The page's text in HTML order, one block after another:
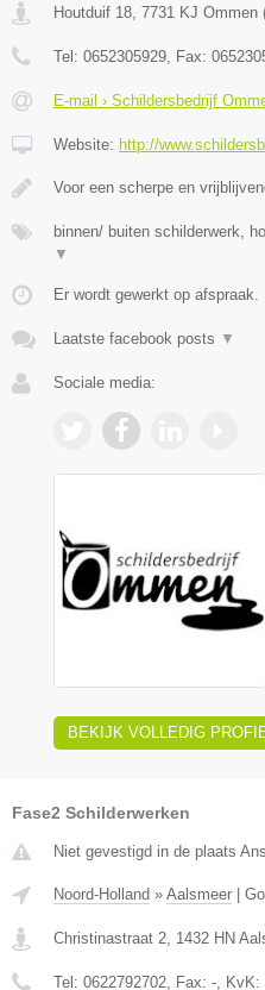
Houtduif 18, 7731 KJ Ommen
Tel: 0652305929, Fax:
E-mail › Schildersbedrijf
Website: http://
Voor een scherpe en
binnen/ buiten schilderwerk,
▼
Er wordt gewerkt op afspraak.
Laatste facebook posts ▼
Sociale media:
BEKIJK VOLLEDIG
Fase2 Schilderwerken
Niet gevestigd in de plaats
Noord-Holland » Aalsmeer
Christinastraat 2, 1432 HN
Tel: 0622792702, Fax: -, KvK: